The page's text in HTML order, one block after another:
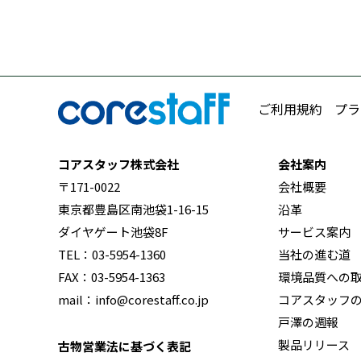
ご利用規約 プ
コアスタッフ株式会社
〒171-0022
東京都豊島区南池袋1-16-15
ダイヤゲート池袋8F
TEL：03-5954-1360
FAX：03-5954-1363
mail：info@corestaff.co.jp
古物営業法に基づく表記
会社案内
会社概要
沿革
サービス案内
当社の進む道
環境品質への
コアスタッフ
戸澤の週報
製品リリース